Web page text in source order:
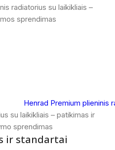
su laikikliais – patikimas ir
sprendimas
ir standartai